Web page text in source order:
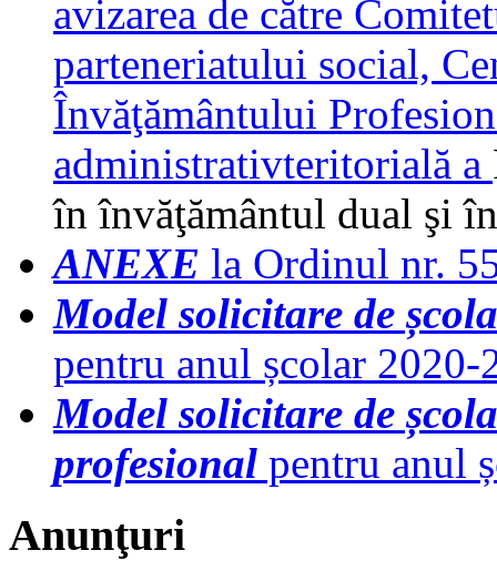
avizarea de către
parteneriatului social,
Învăţământului
administrativteritorială a
în învăţământul dual şi
ANEXE la Ordinul nr.
Model solicitare de
pentru anul școlar 2020-
Model solicitare de
profesional pentru anul
Anunţuri